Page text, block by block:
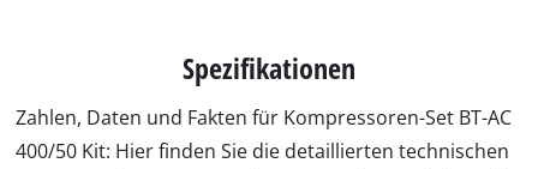
Spezifikationen
Zahlen, Daten und Fakten für Kompressoren-Set BT-AC
400/50 Kit: Hier finden Sie die detaillierten technischen